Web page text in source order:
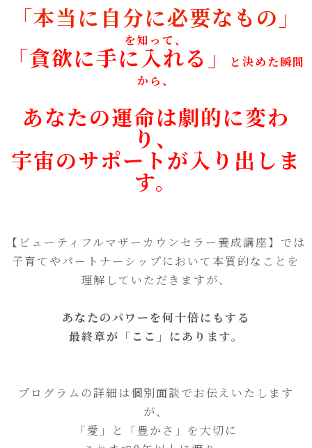
「本当に自分に必要なもの」
を知って、
「貪欲に手に入れる」
と決めた瞬間
から、
あなたの運命は劇的に変わ
り、
宇宙のサポートが入り出しま
す。
【ビューティフルマザーカウンセラー養成講座】では
子育てやパートナーシップにおいて本質的なことを
理解していただきますが、
あなたのパワーを何十倍にもする
最終章が「ここ」にあります。
プログラムの詳細は個別面談でお伝えいたします
が、
「愛」と「豊かさ」を大切に